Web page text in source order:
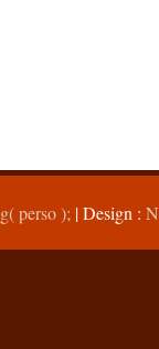
perso ); | Design :